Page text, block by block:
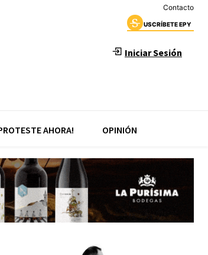
Contacto
USCRÍBETE EPY
Iniciar Sesión
AHORA! OPINIÓN